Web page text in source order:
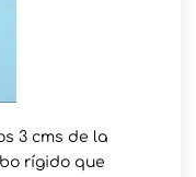
3 cms de la
rígido que